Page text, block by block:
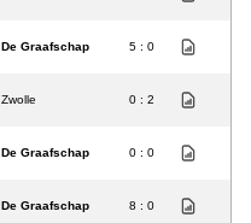
De Graafschap 5 : 0
Zwolle 0 : 2
De Graafschap 0 : 0
De Graafschap 8 : 0